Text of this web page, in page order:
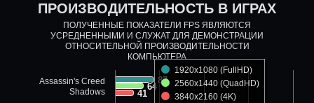
ПРОИЗВОДИТЕЛЬНОСТЬ В ИГРАХ
ПОЛУЧЕННЫЕ ПОКАЗАТЕЛИ FPS ЯВЛЯЮТСЯ
УСРЕДНЕННЫМИ И СЛУЖАТ ДЛЯ ДЕМОНСТРАЦИИ
ОТНОСИТЕЛЬНОЙ ПРОИЗВОДИТЕЛЬНОСТИ
КОМПЬЮТЕРА
87
87
64
64
41
41
1920x1080 (FullHD)
2560x1440 (QuadHD)
3840x2160 (4K)
Assassin's Creed
Shadows